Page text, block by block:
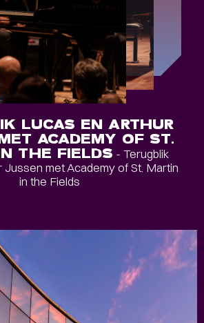
LUCAS EN ARTHUR
ACADEMY OF ST.
THE FIELDS - Terugblik
Jussen met Academy of St. Martin
in the Fields